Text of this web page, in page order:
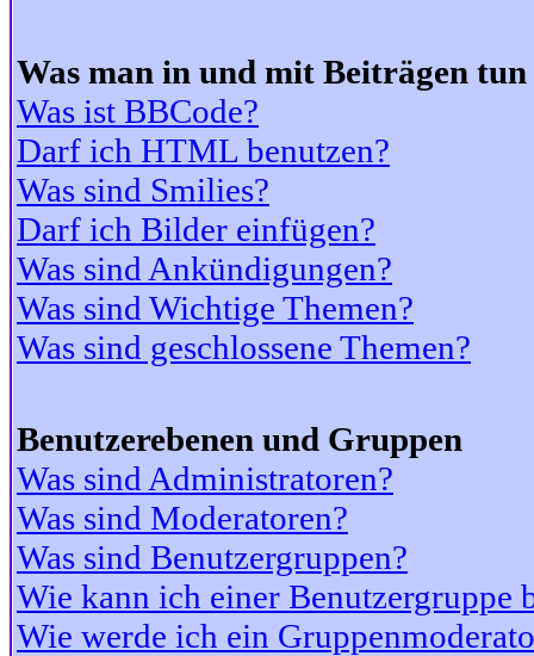
Was man in und mit Beiträgen
Was ist BBCode?
Darf ich HTML benutzen?
Was sind Smilies?
Darf ich Bilder einfügen?
Was sind Ankündigungen?
Was sind Wichtige Themen?
Was sind geschlossene Themen?
Benutzerebenen und Gruppen
Was sind Administratoren?
Was sind Moderatoren?
Was sind Benutzergruppen?
Wie kann ich einer Benutzergruppe
Wie werde ich ein